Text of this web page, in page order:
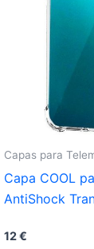
Capas para
Capa COOL
AntiShock
12€